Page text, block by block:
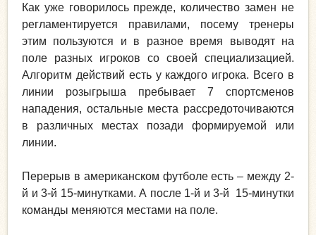
Как уже говорилось прежде, количество замен не
регламентируется правилами, посему тренеры
этим пользуются и в разное время выводят на
поле разных игроков со своей специализацией.
Алгоритм действий есть у каждого игрока. Всего в
линии розыгрыша пребывает 7 спортсменов
нападения, остальные места рассредоточиваются
в различных местах позади формируемой или
линии.
Перерыв в американском футболе есть – между 2-
й и 3-й 15-минутками. А после 1-й и 3-й 15-минутки
команды меняются местами на поле.